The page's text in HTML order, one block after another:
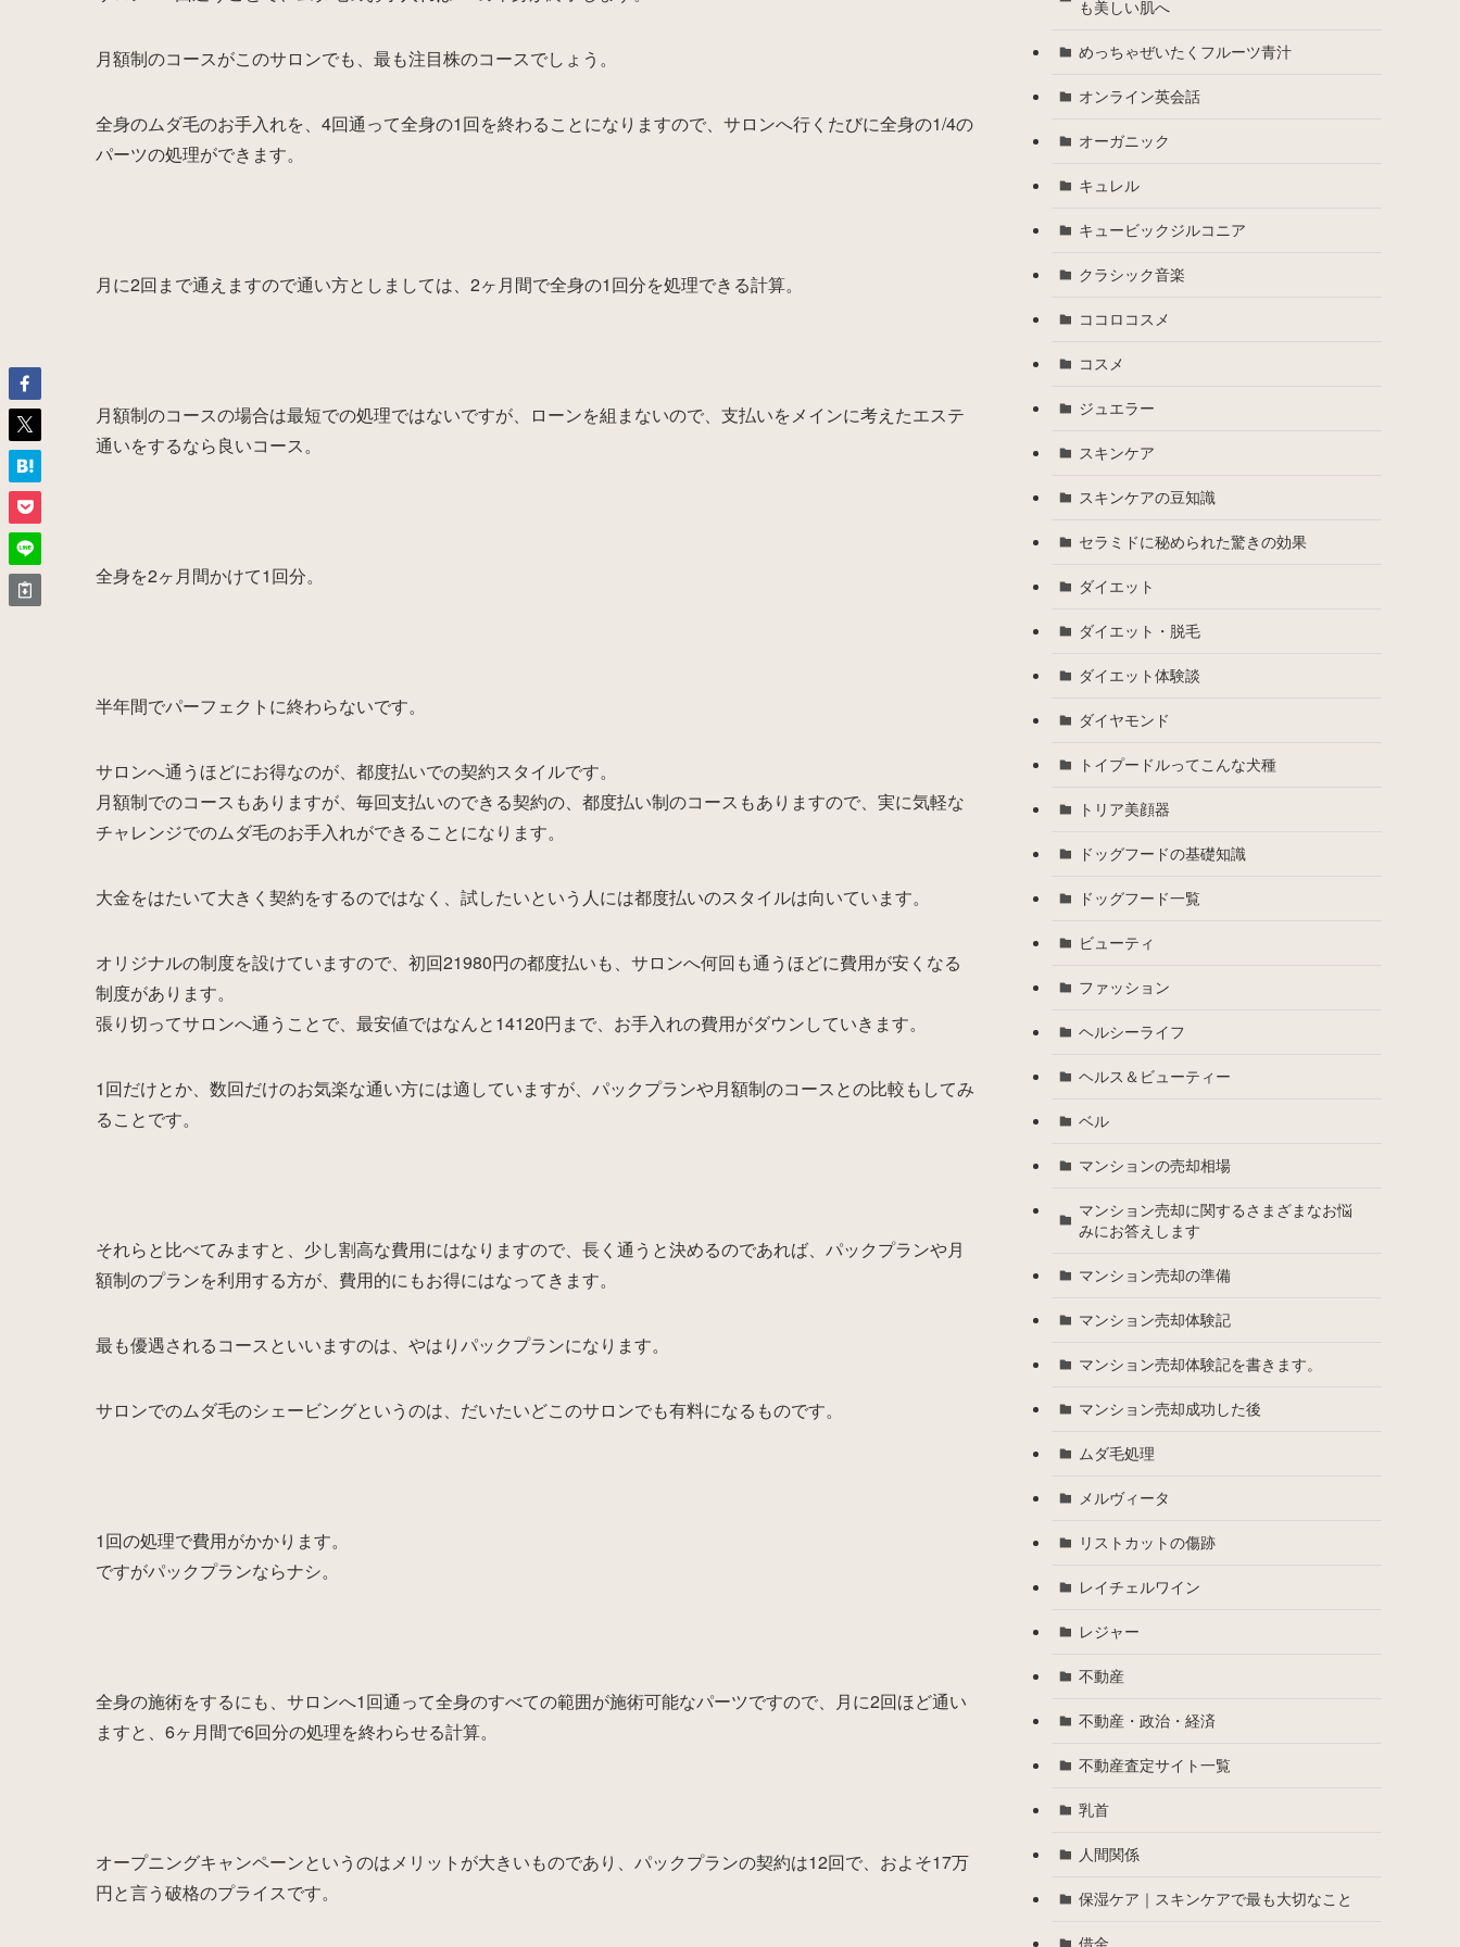
月額制のコースがこのサロンでも、最も注目株のコースでしょう。
全身のムダ毛のお手入れを、4回通って全身の1回を終わることになりますので、サロンへ行くたびに全身の1/4の
パーツの処理ができます。
月に2回まで通えますので通い方としましては、2ヶ月間で全身の1回分を処理できる計算。
月額制のコースの場合は最短での処理ではないですが、ローンを組まないので、支払いをメインに考えたエステ
通いをするなら良いコース。
全身を2ヶ月間かけて1回分。
半年間でパーフェクトに終わらないです。
サロンへ通うほどにお得なのが、都度払いでの契約スタイルです。
月額制でのコースもありますが、毎回支払いのできる契約の、都度払い制のコースもありますので、実に気軽な
チャレンジでのムダ毛のお手入れができることになります。
大金をはたいて大きく契約をするのではなく、試したいという人には都度払いのスタイルは向いています。
オリジナルの制度を設けていますので、初回21980円の都度払いも、サロンへ何回も通うほどに費用が安くなる
制度があります。
張り切ってサロンへ通うことで、最安値ではなんと14120円まで、お手入れの費用がダウンしていきます。
1回だけとか、数回だけのお気楽な通い方には適していますが、パックプランや月額制のコースとの比較もしてみ
ることです。
それらと比べてみますと、少し割高な費用にはなりますので、長く通うと決めるのであれば、パックプランや月
額制のプランを利用する方が、費用的にもお得にはなってきます。
最も優遇されるコースといいますのは、やはりパックプランになります。
サロンでのムダ毛のシェービングというのは、だいたいどこのサロンでも有料になるものです。
1回の処理で費用がかかります。
ですがパックプランならナシ。
全身の施術をするにも、サロンへ1回通って全身のすべての範囲が施術可能なパーツですので、月に2回ほど通い
ますと、6ヶ月間で6回分の処理を終わらせる計算。
オープニングキャンペーンというのはメリットが大きいものであり、パックプランの契約は12回で、およそ17万
円と言う破格のプライスです。
も美しい肌へ
めっちゃぜいたくフルーツ青汁
オンライン英会話
オーガニック
キュレル
キュービックジルコニア
クラシック音楽
ココロコスメ
コスメ
ジュエラー
スキンケア
スキンケアの豆知識
セラミドに秘められた驚きの効果
ダイエット
ダイエット・脱毛
ダイエット体験談
ダイヤモンド
トイプードルってこんな犬種
トリア美顔器
ドッグフードの基礎知識
ドッグフード一覧
ビューティ
ファッション
ヘルシーライフ
ヘルス＆ビューティー
ベル
マンションの売却相場
マンション売却に関するさまざまなお悩
みにお答えします
マンション売却の準備
マンション売却体験記
マンション売却体験記を書きます。
マンション売却成功した後
ムダ毛処理
メルヴィータ
リストカットの傷跡
レイチェルワイン
レジャー
不動産
不動産・政治・経済
不動産査定サイト一覧
乳首
人間関係
保湿ケア｜スキンケアで最も大切なこと